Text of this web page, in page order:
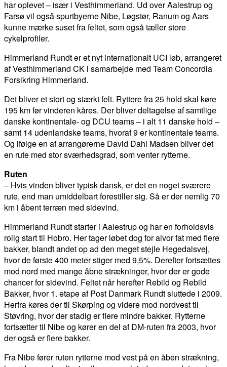
har oplevet – især i Vesthimmerland. Ud over Aalestrup og
Farsø vil også spurtbyerne Nibe, Løgstør, Ranum og Aars
kunne mærke suset fra feltet, som også tæller store
cykelprofiler.
Himmerland Rundt er et nyt internationalt UCI løb, arrangeret
af Vesthimmerland CK i samarbejde med Team Concordia
Forsikring Himmerland.
Det bliver et stort og stærkt felt. Ryttere fra 25 hold skal køre
195 km før vinderen kåres. Der bliver deltagelse af samtlige
danske kontinentale- og DCU teams – i alt 11 danske hold –
samt 14 udenlandske teams, hvoraf 9 er kontinentale teams.
Og ifølge en af arrangørerne David Dahl Madsen bliver det
en rute med stor sværhedsgrad, som venter rytterne.
Ruten
– Hvis vinden bliver typisk dansk, er det en noget sværere
rute, end man umiddelbart forestiller sig. Så er der nemlig 70
km i åbent terræn med sidevind.
Himmerland Rundt starter i Aalestrup og har en forholdsvis
rolig start til Hobro. Her tager løbet dog for alvor fat med flere
bakker, blandt andet op ad den meget stejle Hegedalsvej,
hvor de første 400 meter stiger med 9,5%. Derefter fortsættes
mod nord med mange åbne strækninger, hvor der er gode
chancer for sidevind. Feltet når herefter Rebild og Rebild
Bakker, hvor 1. etape af Post Danmark Rundt sluttede i 2009.
Herfra køres der til Skørping og videre mod nordvest til
Støvring, hvor der stadig er flere mindre bakker. Rytterne
fortsætter til Nibe og kører en del af DM-ruten fra 2003, hvor
der også er flere bakker.
Fra Nibe fører ruten rytterne mod vest på en åben strækning,